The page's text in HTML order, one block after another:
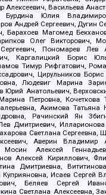
Алексеевич, Васильева
Бурдина Юлия
Андрей Сергеевич, Дугин
Барахоев Магомед
Олег Викторович,
Пономарев Лев
Каргалицкий Борис
Тимур Рифгатович,
Цирульников
Людевиг Марина
Юрий Анатольевич,
Петровна, Кочеткова
Акимова Татьяна
Рачинский Ян
Дмитриевич,
Светлана Сергеевна,
Аверин Владимир
Алексей
Алексей Кириллович,
Дмитриевна,
Исаев Сергей
Беляев Сергей
Светлана Алексеевна,